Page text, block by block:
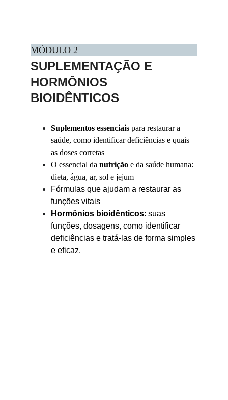
SUPLEMENTAÇÃO E
HORMÔNIOS
BIOIDÊNTICOS
Suplementos essenciais para restaurar a
saúde, como identificar deficiências e quais
as doses corretas
O essencial da nutrição e da saúde humana:
dieta, água, ar, sol e jejum
Fórmulas que ajudam a restaurar as
funções vitais
Hormônios bioidênticos: suas
funções, dosagens, como identificar
deficiências e tratá-las de forma simples
e eficaz.
MÓDULO 2